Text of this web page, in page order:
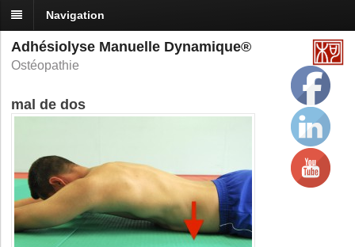
Navigation
Adhésiolyse Manuelle Dynamique®
Ostéopathie
mal de dos